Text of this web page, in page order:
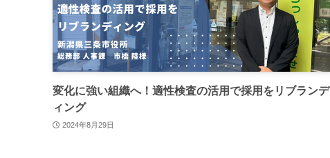
変化に強い組織へ！適性検査の活用で採用をリブランデ
ィング
2024年8月29日